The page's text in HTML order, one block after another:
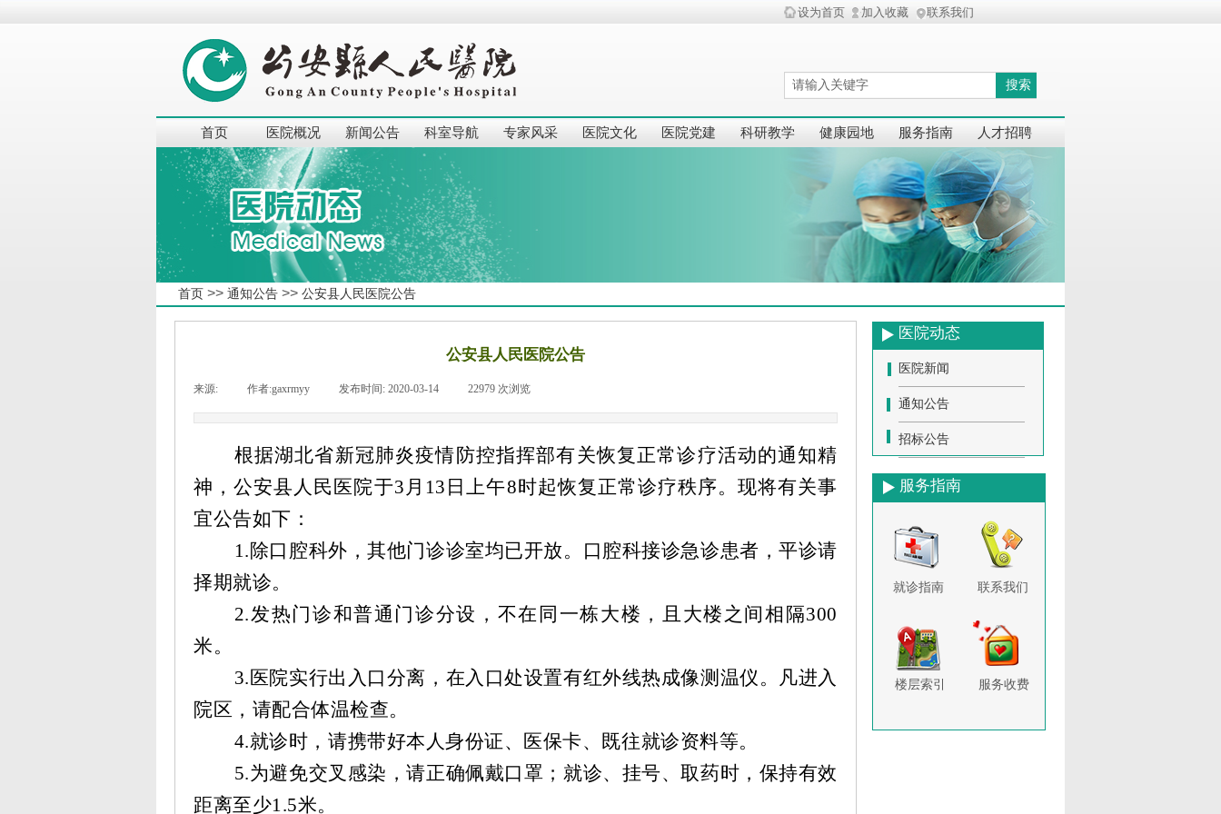
设为首页 加入收藏 联系我们
搜索
首页 医院概况 新闻公告 科室导航 专家风采 医院文化 医院党建 科研教学 健康园地 服务指南 人才招聘
首页 >> 通知公告 >> 公安县人民医院公告
公安县人民医院公告
来源: 作者:gaxrmyy 发布时间: 2020-03-14 22979 次浏览
根据湖北省新冠肺炎疫情防控指挥部有关恢复正常诊疗活动的通知精
神，公安县人民医院于3月13日上午8时起恢复正常诊疗秩序。现将有关事
宜公告如下：
1.除口腔科外，其他门诊诊室均已开放。口腔科接诊急诊患者，平诊请
择期就诊。
2.发热门诊和普通门诊分设，不在同一栋大楼，且大楼之间相隔300
米。
3.医院实行出入口分离，在入口处设置有红外线热成像测温仪。凡进入
院区，请配合体温检查。
4.就诊时，请携带好本人身份证、医保卡、既往就诊资料等。
5.为避免交叉感染，请正确佩戴口罩；就诊、挂号、取药时，保持有效
距离至少1.5米。
医院动态
医院新闻
通知公告
招标公告
服务指南
联系我们
就诊指南
楼层索引 服务收费